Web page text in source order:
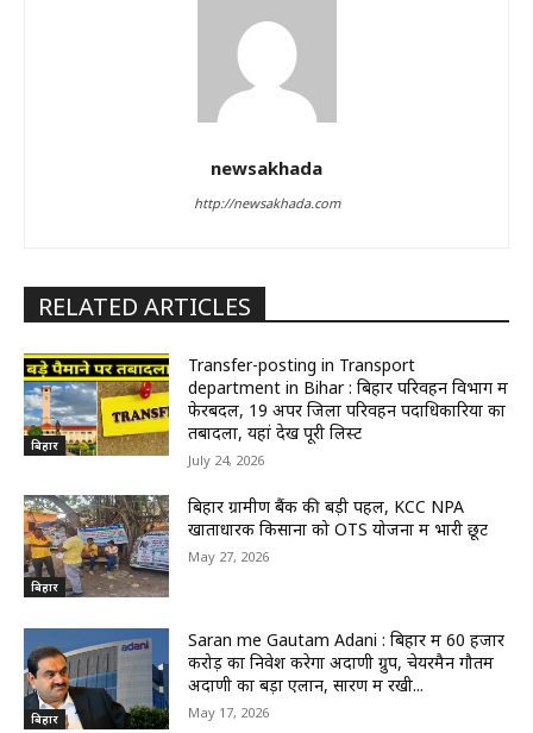
newsakhada
http://newsakhada.com
RELATED ARTICLES
बिहार
Transfer-posting in Transport
department in Bihar : बिहार परिवहन विभाग में
फेरबदल, 19 अपर जिला परिवहन पदाधिकारियों का
तबादला, यहां देखें पूरी लिस्ट
July 24, 2026
बिहार
बिहार ग्रामीण बैंक की बड़ी पहल, KCC NPA
खाताधारक किसानों को OTS योजना में भारी छूट
May 27, 2026
बिहार
Saran me Gautam Adani : बिहार में 60 हजार
करोड़ का निवेश करेगा अदाणी ग्रुप, चेयरमैन गौतम
अदाणी का बड़ा एलान, सारण में रखी...
May 17, 2026